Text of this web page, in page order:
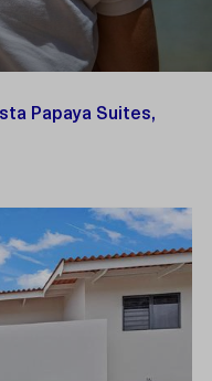
Papaya Suites,